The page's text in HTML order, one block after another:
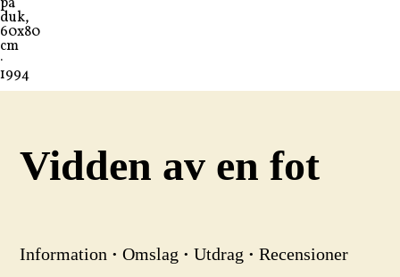
Vidden av en fot
Information ·Omslag ·Utdrag ·Recensioner